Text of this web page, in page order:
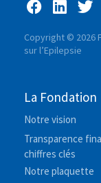
Copyright © 2026
sur l’Epilepsie
La Fondation
Notre vision
Transparence
chiffres clés
Notre plaquette